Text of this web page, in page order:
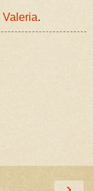
Valeria.